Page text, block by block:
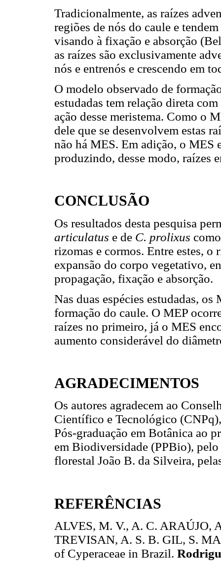
Tradicionalmente, as raízes
regiões de nós do caule e
visando à fixação e absorção
as raízes são exclusivamente
nós e entrenós e crescendo em
O modelo observado de
estudadas tem relação direta
ação desse meristema. Como o
dele que se desenvolvem estas
não há MES. Em adição, o
produzindo, desse modo, raízes
CONCLUSÃO
Os resultados desta pesquisa
articulatus e de C. prolixus
rizomas e cormos. Entre estes, o
expansão do corpo vegetativo,
propagação, fixação e absorção.
Nas duas espécies estudadas,
formação do caule. O MEP
raízes no primeiro, já o MES
aumento considerável do
AGRADECIMENTOS
Os autores agradecem ao
Científico e Tecnológico
Pós-graduação em Botânica ao
em Biodiversidade (PPBio),
florestal João B. da Silveira,
REFERÊNCIAS
ALVES, M. V., A. C. ARAÚJO,
TREVISAN, A. S. B. GIL, S.
of Cyperaceae in Brazil.